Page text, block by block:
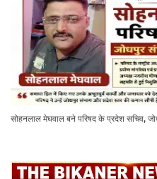
सोहनलाल मेघवाल बने परिषद के प्रदेश सचिव,